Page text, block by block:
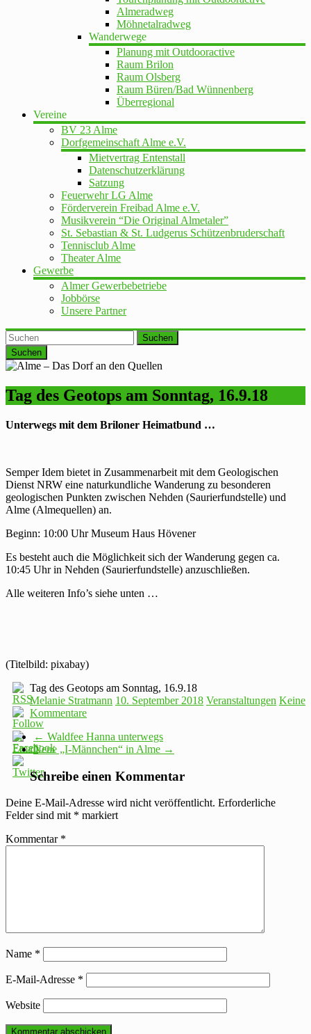
Almeradweg
Möhnetalradweg
Wanderwege
Planung mit Outdooractive
Raum Brilon
Raum Olsberg
Raum Büren/Bad Wünnenberg
Überregional
Vereine
BV 23 Alme
Dorfgemeinschaft Alme e.V.
Mietvertrag Entenstall
Datenschutzerklärung
Satzung
Feuerwehr LG Alme
Förderverein Freibad Alme e.V.
Musikverein “Die Original Almetaler”
St. Sebastian & St. Ludgerus Schützenbruderschaft
Tennisclub Alme
Theater Alme
Gewerbe
Almer Gewerbebetriebe
Jobbörse
Unsere Partner
Suchen
Tag des Geotops am Sonntag, 16.9.18
Unterwegs mit dem Briloner Heimatbund …
Semper Idem bietet in Zusammenarbeit mit dem Geologischen
Dienst NRW eine naturkundliche Wanderung zu besonderen
geologischen Punkten zwischen Nehden (Saurierfundstelle) und
Alme (Almequellen) an.
Beginn: 10:00 Uhr Museum Haus Hövener
Es besteht auch die Möglichkeit sich der Wanderung gegen ca.
10:45 Uhr in Nehden (Saurierfundstelle) anzuschließen.
Alle weiteren Info’s siehe unten …
(Titelbild: pixabay)
Tag des Geotops am Sonntag, 16.9.18
Melanie Stratmann 10. September 2018 Veranstaltungen Keine
Kommentare
← Waldfee Hanna unterwegs
Neue „I-Männchen“ in Alme →
Schreibe einen Kommentar
Deine E-Mail-Adresse wird nicht veröffentlicht. Erforderliche
Felder sind mit * markiert
Kommentar *
Name *
E-Mail-Adresse *
Website